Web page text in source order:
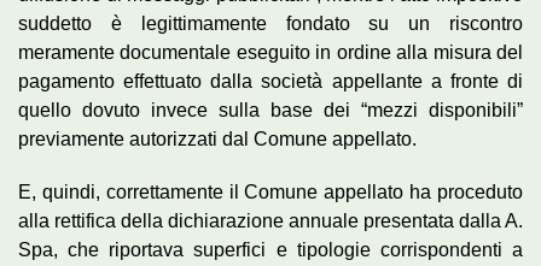
suddetto è legittimamente fondato su un riscontro
meramente documentale eseguito in ordine alla misura del
pagamento effettuato dalla società appellante a fronte di
quello dovuto invece sulla base dei “mezzi disponibili”
previamente autorizzati dal Comune appellato.
E, quindi, correttamente il Comune appellato ha proceduto
alla rettifica della dichiarazione annuale presentata dalla A.
Spa, che riportava superfici e tipologie corrispondenti a